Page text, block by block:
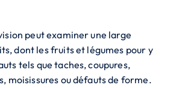
peut examiner une large
dont les fruits et légumes pour y
tels que taches, coupures,
moisissures ou défauts de forme.